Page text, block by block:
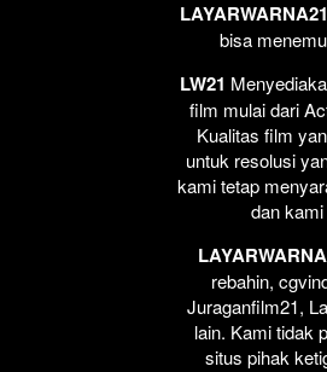
LAYARWARNA21
bisa
LW21
film mulai dari
Kualitas film
untuk resolusi
kami tetap
dan
rebahin,
Juraganfilm21,
lain. Kami tidak
situs pihak